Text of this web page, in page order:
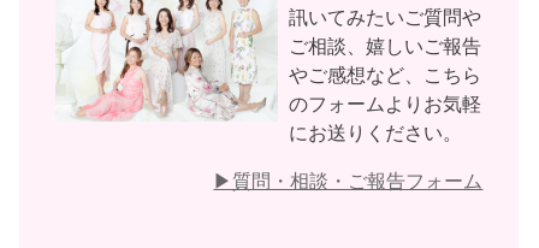
訊いてみたいご質問や
ご相談、嬉しいご報告
やご感想など、こちら
のフォームよりお気軽
にお送りください。
▶︎質問・相談・ご報告フォーム